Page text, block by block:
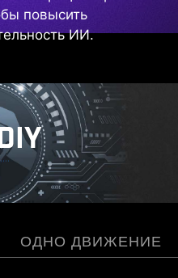
повысить
ИИ.
ОДНО ДВИЖЕНИЕ